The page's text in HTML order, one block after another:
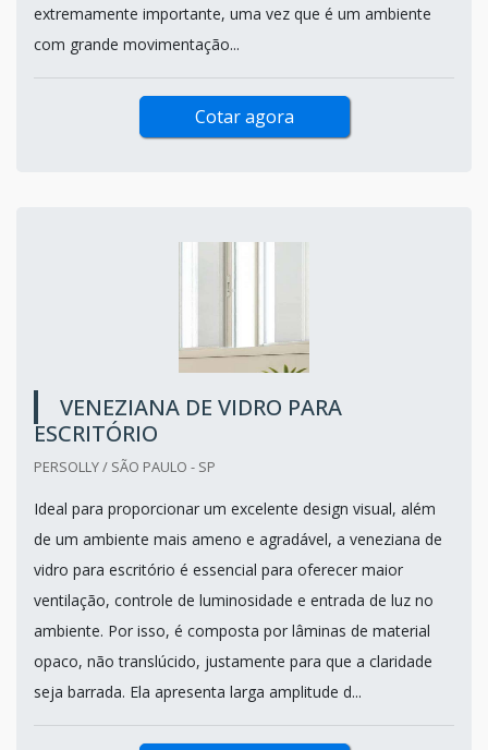
extremamente importante, uma vez que é um ambiente
com grande movimentação...
Cotar agora
VENEZIANA DE VIDRO PARA
ESCRITÓRIO
PERSOLLY / SÃO PAULO - SP
Ideal para proporcionar um excelente design visual, além
de um ambiente mais ameno e agradável, a veneziana de
vidro para escritório é essencial para oferecer maior
ventilação, controle de luminosidade e entrada de luz no
ambiente. Por isso, é composta por lâminas de material
opaco, não translúcido, justamente para que a claridade
seja barrada. Ela apresenta larga amplitude d...